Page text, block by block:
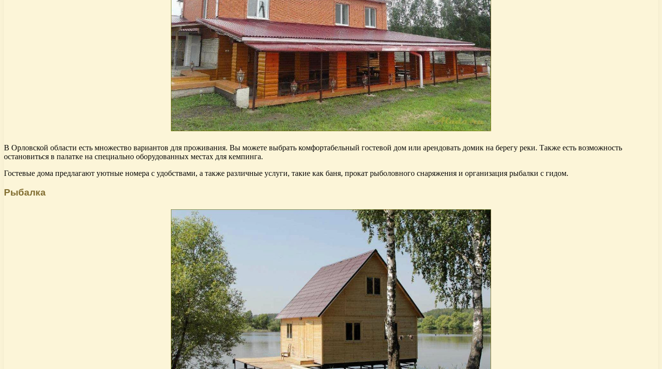
В Орловской области есть множество вариантов для проживания. Вы можете выбрать комфортабельный гостевой дом или арендовать домик на берегу реки. Также есть возможность
остановиться в палатке на специально оборудованных местах для кемпинга.
Гостевые дома предлагают уютные номера с удобствами, а также различные услуги, такие как баня, прокат рыболовного снаряжения и организация рыбалки с гидом.
Рыбалка